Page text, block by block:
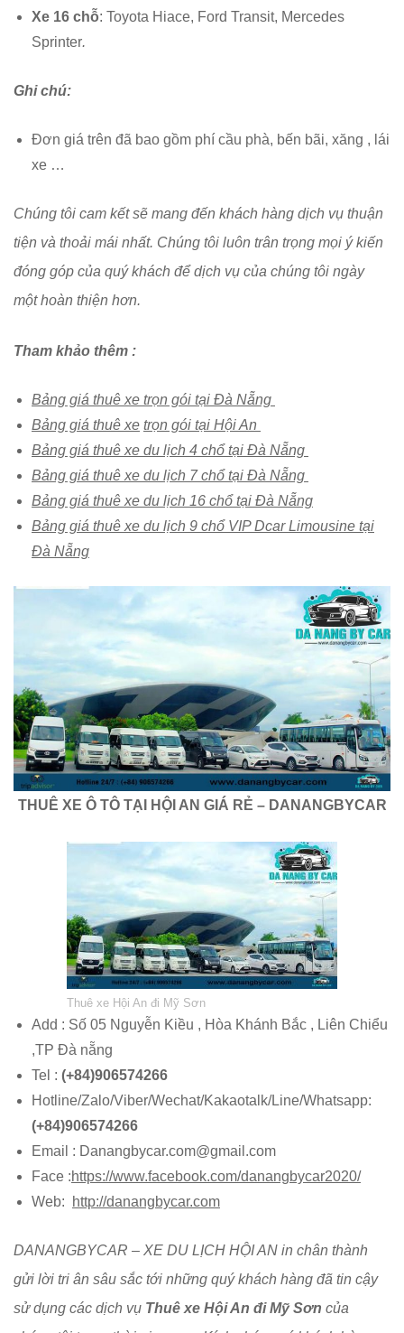
Xe 16 chỗ: Toyota Hiace, Ford Transit, Mercedes
Sprinter.
Ghi chú:
Đơn giá trên đã bao gồm phí cầu phà, bến bãi, xăng , lái
xe …
Chúng tôi cam kết sẽ mang đến khách hàng dịch vụ thuận
tiện và thoải mái nhất. Chúng tôi luôn trân trọng mọi ý kiến
đóng góp của quý khách để dịch vụ của chúng tôi ngày
một hoàn thiện hơn.
Tham khảo thêm :
Bảng giá thuê xe trọn gói tại Đà Nẵng
Bảng giá thuê xe trọn gói tại Hội An
Bảng giá thuê xe du lịch 4 chổ tại Đà Nẵng
Bảng giá thuê xe du lịch 7 chổ tại Đà Nẵng
Bảng giá thuê xe du lịch 16 chổ tại Đà Nẵng
Bảng giá thuê xe du lịch 9 chổ VIP Dcar Limousine tại
Đà Nẵng
THUÊ XE Ô TÔ TẠI HỘI AN GIÁ RẺ – DANANGBYCAR
Thuê xe Hội An đi Mỹ Sơn
Add : Số 05 Nguyễn Kiều , Hòa Khánh Bắc , Liên Chiểu
,TP Đà nẵng
Tel : (+84)906574266
Hotline/Zalo/Viber/Wechat/Kakaotalk/Line/Whatsapp:
(+84)906574266
Email : Danangbycar.com@gmail.com
Face :https://www.facebook.com/danangbycar2020/
Web:
http://danangbycar.com
DANANGBYCAR – XE DU LỊCH HỘI AN in chân thành
gửi lời tri ân sâu sắc tới những quý khách hàng đã tin cậy
sử dụng các dịch vụ Thuê xe Hội An đi Mỹ Sơn của